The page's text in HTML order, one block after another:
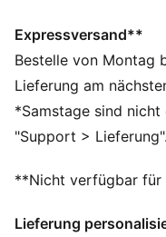
Als Teil des
Kleidungsstück zu
Recyclingmaterial
gebrauchten
DETAILS
Passform: Relaxed
Ausschnitt:
Verschluss:
Expressversand**
Bestelle von Montag
Lieferung am
*Samstage sind nicht
"Support > Lieferung".
**Nicht verfügbar für
Lieferung